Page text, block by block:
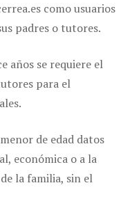
como usuarios
padres o tutores.
años se requiere el
para el
de edad datos
económica o a la
la familia, sin el